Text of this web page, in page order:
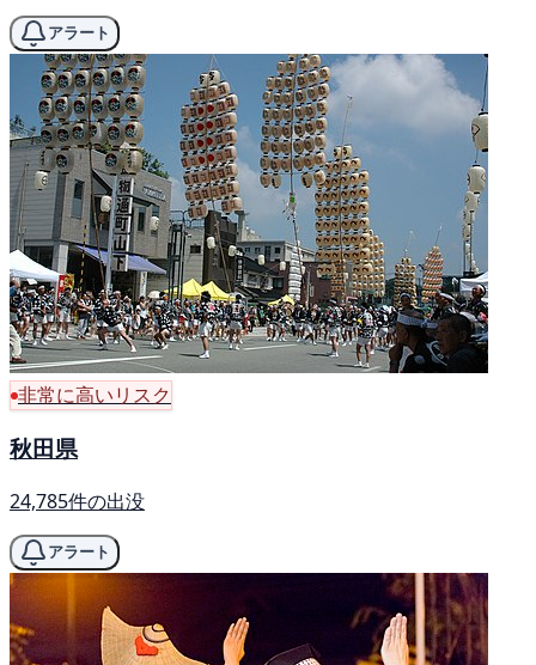
アラート
非常に高いリスク
秋田県
24,785件の出没
アラート